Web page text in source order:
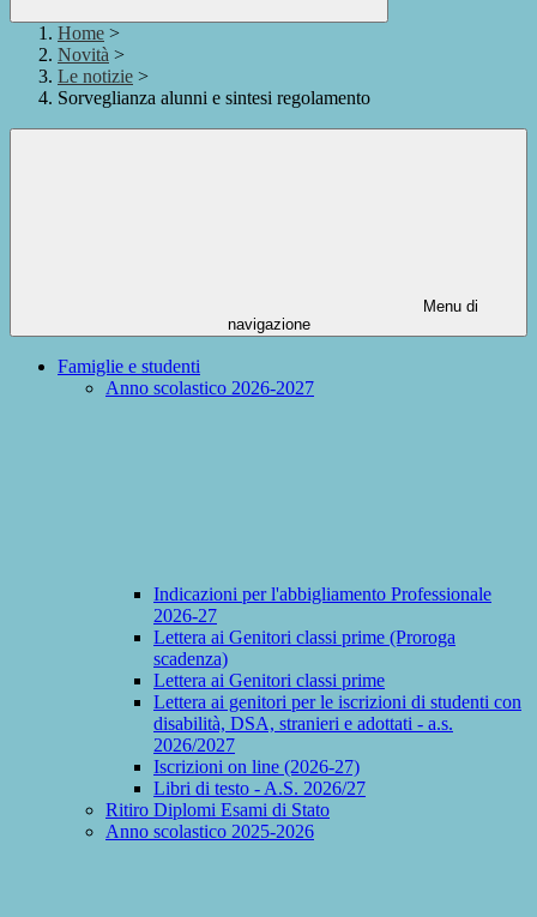
Home >
Novità >
Le notizie >
Sorveglianza alunni e sintesi regolamento
Menu di
navigazione
Famiglie e studenti
Anno scolastico 2026-2027
Indicazioni per l'abbigliamento Professionale
2026-27
Lettera ai Genitori classi prime (Proroga
scadenza)
Lettera ai Genitori classi prime
Lettera ai genitori per le iscrizioni di studenti con
disabilità, DSA, stranieri e adottati - a.s.
2026/2027
Iscrizioni on line (2026-27)
Libri di testo - A.S. 2026/27
Ritiro Diplomi Esami di Stato
Anno scolastico 2025-2026